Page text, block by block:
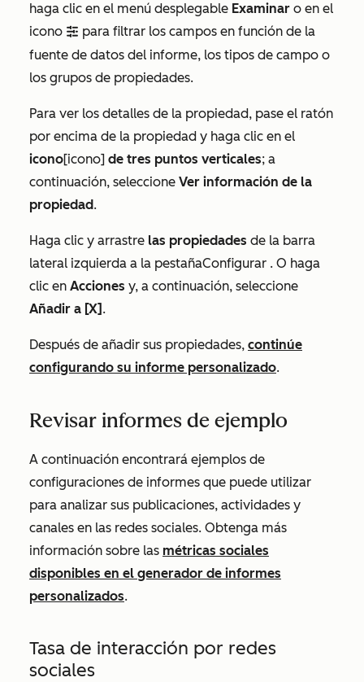
haga clic en el menú desplegable Examinar o en el
icono filter para filtrar los campos en función de la
fuente de datos del informe, los tipos de campo o
los grupos de propiedades.
Para ver los detalles de la propiedad, pase el ratón
por encima de la propiedad y haga clic en el
icono[icono] de tres puntos verticales; a
continuación, seleccione Ver información de la
propiedad.
Haga clic y arrastre las propiedades de la barra
lateral izquierda a la pestañaConfigurar . O haga
clic en Acciones y, a continuación, seleccione
Añadir a [X] .
Después de añadir sus propiedades, continúe
configurando su informe personalizado.
Revisar informes de ejemplo
A continuación encontrará ejemplos de
configuraciones de informes que puede utilizar
para analizar sus publicaciones, actividades y
canales en las redes sociales. Obtenga más
información sobre las métricas sociales
disponibles en el generador de informes
personalizados.
Tasa de interacción por redes
sociales